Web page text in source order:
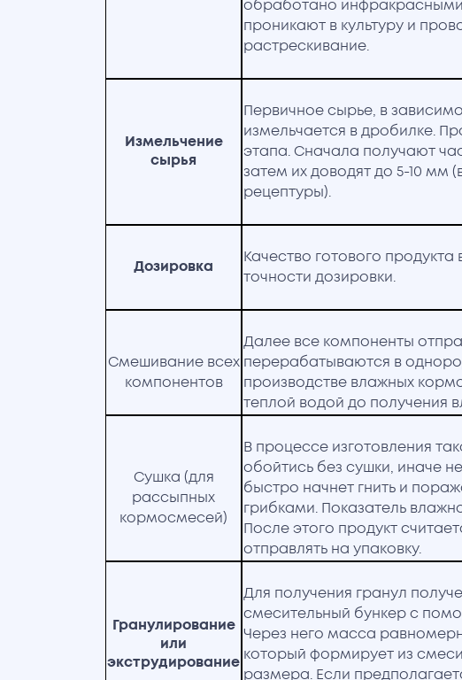
обработано
проникают в культуру и
растрескивание.
Измельчение
сырья
Первичное сырье, в
измельчается в дробилке.
этапа. Сначала получают
затем их доводят до 5-10 мм
рецептуры).
Дозировка
Качество готового
точности дозировки.
Смешивание всех
компонентов
Далее все компоненты
перерабатываются в
производстве влажных
теплой водой до получения
Сушка (для
рассыпных
кормосмесей)
В процессе изготовления
обойтись без сушки, иначе
быстро начнет гнить и
грибками. Показатель
После этого продукт
отправлять на упаковку.
Гранулирование
или
экструдирование
Для получения гранул
смесительный бункер с
Через него масса
который формирует из
размера. Если